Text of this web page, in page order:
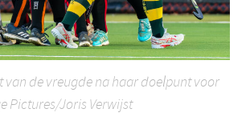
de vreugde na haar doelpunt voor
Pictures/Joris Verwijst